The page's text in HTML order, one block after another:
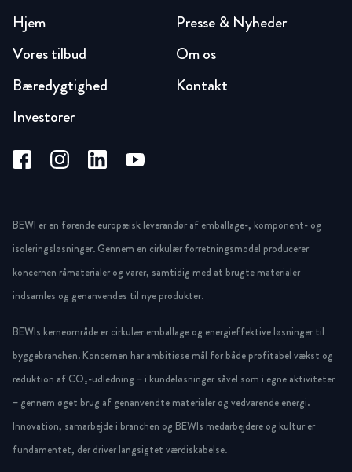
Hjem
Vores tilbud
Bæredygtighed
Investorer
Presse & Nyheder
Om os
Kontakt
BEWI er en førende europæisk leverandør af emballage-, komponent- og
isoleringsløsninger. Gennem en cirkulær forretningsmodel producerer
koncernen råmaterialer og varer, samtidig med at brugte materialer
indsamles og genanvendes til nye produkter.
BEWIs kerneområde er cirkulær emballage og energieffektive løsninger til
byggebranchen. Koncernen har ambitiøse mål for både profitabel vækst og
reduktion af CO₂-udledning – i kundeløsninger såvel som i egne aktiviteter
– gennem øget brug af genanvendte materialer og vedvarende energi.
Innovation, samarbejde i branchen og BEWIs medarbejdere og kultur er
fundamentet, der driver langsigtet værdiskabelse.